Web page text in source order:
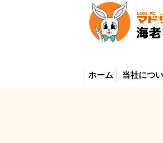
ホーム 当社につ